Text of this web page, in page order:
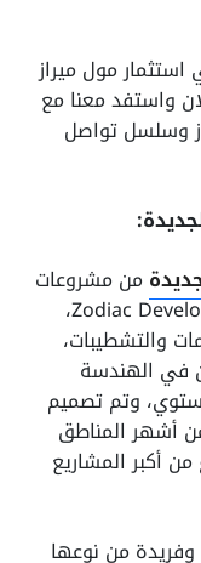
مول ميراز
واستفد معنا مع
وسلسل تواصل
من مشروعات
شركة زودياك للتطوير العقاري Zodiac Development،
والتشطيبات،
في الهندسة
وتم تصميم
أشهر المناطق
أكبر المشاريع
من نوعها